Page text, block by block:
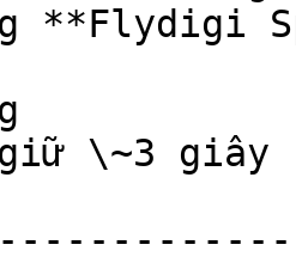
**Flydigi
\~3 giây